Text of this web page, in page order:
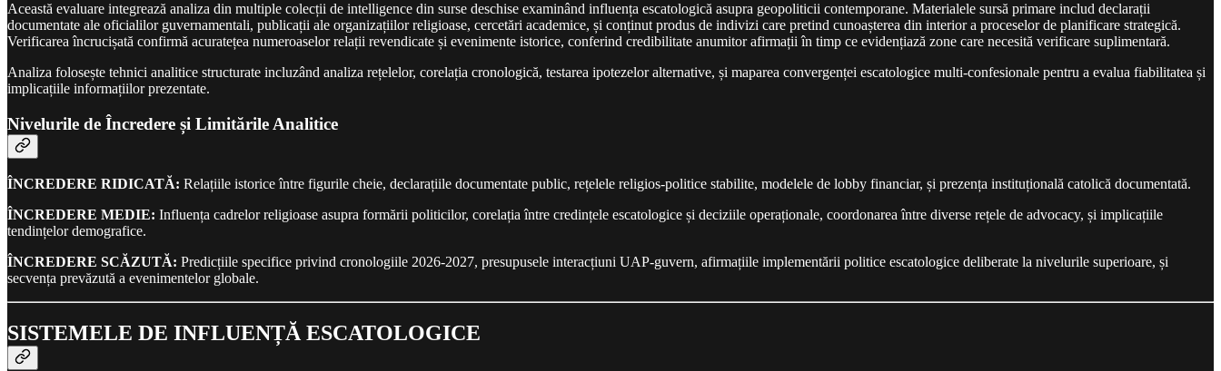
Această evaluare integrează analiza din multiple colecții de intelligence din surse deschise examinând influența escatologică asupra geopoliticii contemporane. Materialele sursă primare includ declarații
documentate ale oficialilor guvernamentali, publicații ale organizațiilor religioase, cercetări academice, și conținut produs de indivizi care pretind cunoașterea din interior a proceselor de planificare strategică.
Verificarea încrucișată confirmă acuratețea numeroaselor relații revendicate și evenimente istorice, conferind credibilitate anumitor afirmații în timp ce evidențiază zone care necesită verificare suplimentară.
Analiza folosește tehnici analitice structurate incluzând analiza rețelelor, corelația cronologică, testarea ipotezelor alternative, și maparea convergenței escatologice multi-confesionale pentru a evalua fiabilitatea și
implicațiile informațiilor prezentate.
Nivelurile de Încredere și Limitările Analitice
ÎNCREDERE RIDICATĂ: Relațiile istorice între figurile cheie, declarațiile documentate public, rețelele religios-politice stabilite, modelele de lobby financiar, și prezența instituțională catolică documentată.
ÎNCREDERE MEDIE: Influența cadrelor religioase asupra formării politicilor, corelația între credințele escatologice și deciziile operaționale, coordonarea între diverse rețele de advocacy, și implicațiile
tendințelor demografice.
ÎNCREDERE SCĂZUTĂ: Predicțiile specifice privind cronologiile 2026-2027, presupusele interacțiuni UAP-guvern, afirmațiile implementării politice escatologice deliberate la nivelurile superioare, și
secvența prevăzută a evenimentelor globale.
SISTEMELE DE INFLUENȚĂ ESCATOLOGICE